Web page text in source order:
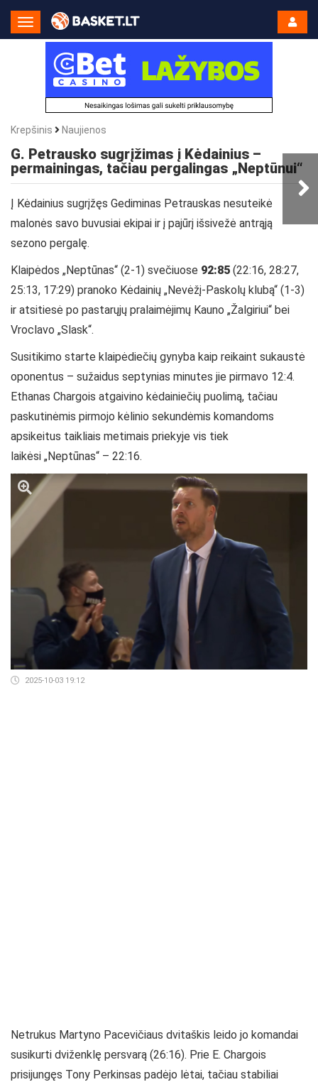
Toggle
Navigation
Krepšinis Naujienos
G. Petrausko sugrįžimas į Kėdainius –
permainingas, tačiau pergalingas „Neptūnui“
Į Kėdainius sugrįžęs Gediminas Petrauskas nesuteikė
malonės savo buvusiai ekipai ir į pajūrį išsivežė antrąją
sezono pergalę.
Klaipėdos „Neptūnas“ (2-1) svečiuose 92:85 (22:16, 28:27,
25:13, 17:29) pranoko Kėdainių „Nevėžį-Paskolų klubą“ (1-3)
ir atsitiesė po pastarųjų pralaimėjimų Kauno „Žalgiriui“ bei
Vroclavo „Slask“.
Susitikimo starte klaipėdiečių gynyba kaip reikaint sukaustė
oponentus – sužaidus septynias minutes jie pirmavo 12:4.
Ethanas Chargois atgaivino kėdainiečių puolimą, tačiau
paskutinėmis pirmojo kėlinio sekundėmis komandoms
apsikeitus taikliais metimais priekyje vis tiek
laikėsi „Neptūnas“ – 22:16.
2025-10-03 19:12
Netrukus Martyno Pacevičiaus dvitaškis leido jo komandai
susikurti dviženklę persvarą (26:16). Prie E. Chargois
prisijungęs Tony Perkinsas padėjo lėtai, tačiau stabiliai